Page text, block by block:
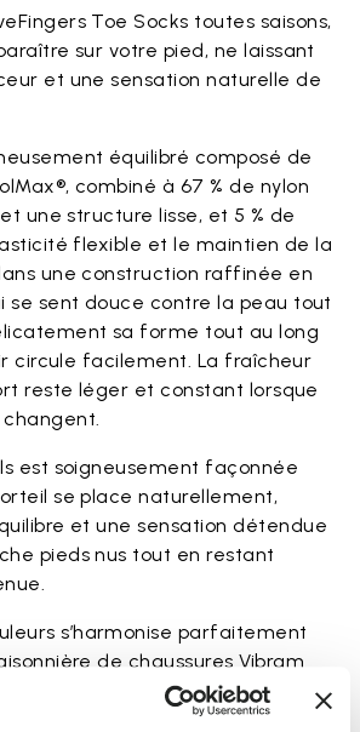
Toe Socks toutes saisons,
sur votre pied, ne laissant
et une sensation naturelle de
équilibré composé de
combiné à 67 % de nylon
une structure lisse, et 5 % de
flexible et le maintien de la
une construction raffinée en
se sent douce contre la peau tout
sa forme tout au long
circule facilement. La fraîcheur
reste léger et constant lorsque
est soigneusement façonnée
se place naturellement,
et une sensation détendue
pieds nus tout en restant
s’harmonise parfaitement
de chaussures Vibram
Black, Lime et Fig, rendant
naturelle et complète.